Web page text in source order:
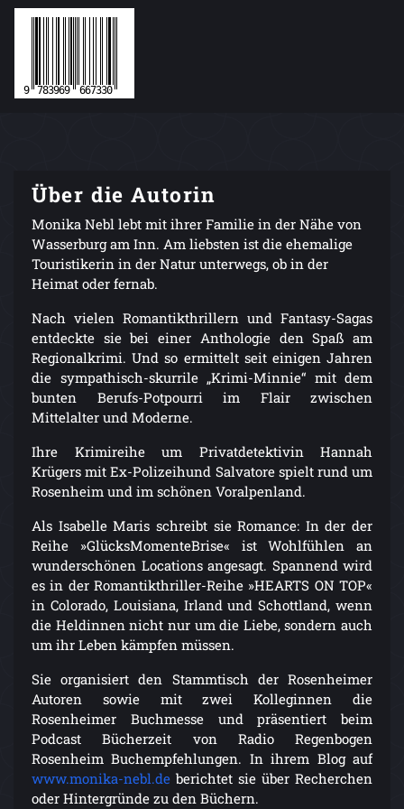
Über die Autorin
Monika Nebl lebt mit ihrer Familie in der Nähe von
Wasserburg am Inn. Am liebsten ist die ehemalige
Touristikerin in der Natur unterwegs, ob in der
Heimat oder fernab.
Nach vielen Romantikthrillern und Fantasy-Sagas
entdeckte sie bei einer Anthologie den Spaß am
Regionalkrimi. Und so ermittelt seit einigen Jahren
die sympathisch-skurrile „Krimi-Minnie“ mit dem
bunten Berufs-Potpourri im Flair zwischen
Mittelalter und Moderne.
Ihre Krimireihe um Privatdetektivin Hannah
Krügers mit Ex-Polizeihund Salvatore spielt rund um
Rosenheim und im schönen Voralpenland.
Als Isabelle Maris schreibt sie Romance: In der der
Reihe »GlücksMomenteBrise« ist Wohlfühlen an
wunderschönen Locations angesagt. Spannend wird
es in der Romantikthriller-Reihe »HEARTS ON TOP«
in Colorado, Louisiana, Irland und Schottland, wenn
die Heldinnen nicht nur um die Liebe, sondern auch
um ihr Leben kämpfen müssen.
Sie organisiert den Stammtisch der Rosenheimer
Autoren sowie mit zwei Kolleginnen die
Rosenheimer Buchmesse und präsentiert beim
Podcast Bücherzeit von Radio Regenbogen
Rosenheim Buchempfehlungen. In ihrem Blog auf
www.monika-nebl.de berichtet sie über Recherchen
oder Hintergründe zu den Büchern.